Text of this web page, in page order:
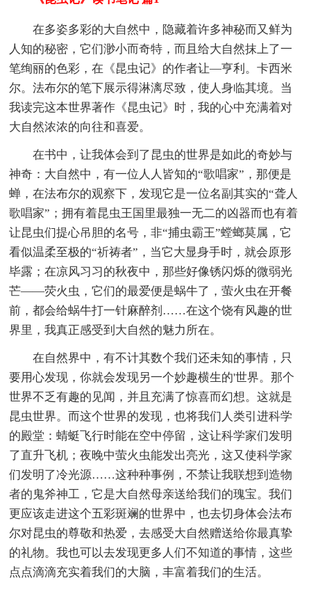
在多姿多彩的大自然中，隐藏着许多神秘而又鲜为
人知的秘密，它们渺小而奇特，而且给大自然抹上了一
笔绚丽的色彩，在《昆虫记》的作者让—亨利。卡西米
尔。法布尔的笔下展示得淋漓尽致，使人身临其境。当
我读完这本世界著作《昆虫记》时，我的心中充满着对
大自然浓浓的向往和喜爱。
在书中，让我体会到了昆虫的世界是如此的奇妙与
神奇：大自然中，有一位人人皆知的“歌唱家”，那便是
蝉，在法布尔的观察下，发现它是一位名副其实的“聋人
歌唱家”；拥有着昆虫王国里最独一无二的凶器而也有着
让昆虫们提心吊胆的名号，非“捕虫霸王”螳螂莫属，它
看似温柔至极的“祈祷者”，当它大显身手时，就会原形
毕露；在凉风习习的秋夜中，那些好像锈闪烁的微弱光
芒——荧火虫，它们的最爱便是蜗牛了，萤火虫在开餐
前，都会给蜗牛打一针麻醉剂……在这个饶有风趣的世
界里，我真正感受到大自然的魅力所在。
在自然界中，有不计其数个我们还未知的事情，只
要用心发现，你就会发现另一个妙趣横生的'世界。那个
世界不乏有趣的见闻，并且充满了惊喜而幻想。这就是
昆虫世界。而这个世界的发现，也将我们人类引进科学
的殿堂：蜻蜓飞行时能在空中停留，这让科学家们发明
了直升飞机；夜晚中萤火虫能发出亮光，这又使科学家
们发明了冷光源……这种种事例，不禁让我联想到造物
者的鬼斧神工，它是大自然母亲送给我们的瑰宝。我们
更应该走进这个五彩斑斓的世界中，也去切身体会法布
尔对昆虫的尊敬和热爱，去感受大自然赠送给你最真挚
的礼物。我也可以去发现更多人们不知道的事情，这些
点点滴滴充实着我们的大脑，丰富着我们的生活。